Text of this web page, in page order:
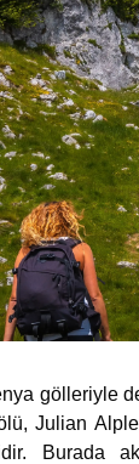
gölleriyle
Julian
Burada